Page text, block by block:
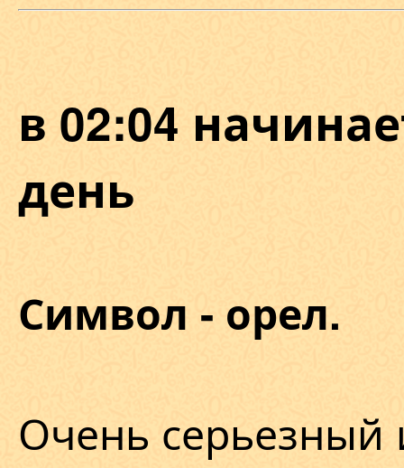
в 02:04
день
Символ - орел.
Очень серьезный